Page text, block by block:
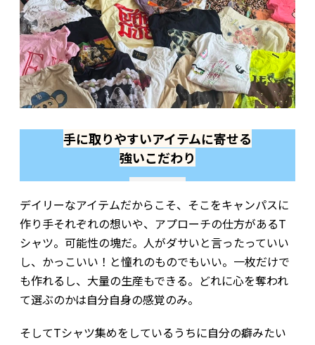
手に取りやすいアイテムに寄せる
強いこだわり
デイリーなアイテムだからこそ、そこをキャンパスに
作り手それぞれの想いや、アプローチの仕方があるT
シャツ。可能性の塊だ。人がダサいと言ったっていい
し、かっこいい！と憧れのものでもいい。一枚だけで
も作れるし、大量の生産もできる。どれに心を奪われ
て選ぶのかは自分自身の感覚のみ。
そしてTシャツ集めをしているうちに自分の癖みたい